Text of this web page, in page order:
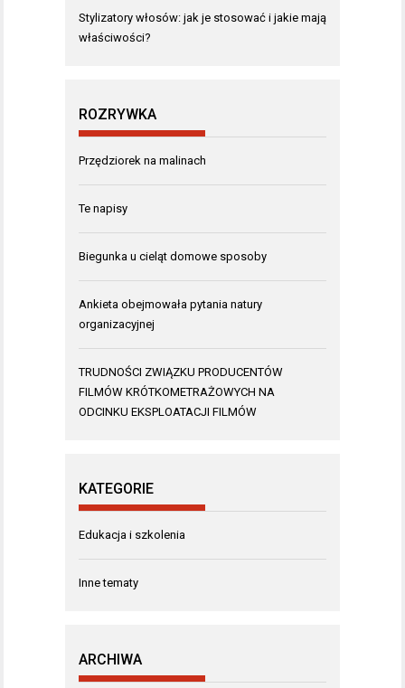
Stylizatory włosów: jak je stosować i jakie mają
właściwości?
ROZRYWKA
Przędziorek na malinach
Te napisy
Biegunka u cieląt domowe sposoby
Ankieta obejmowała pytania natury
organizacyjnej
TRUDNOŚCI ZWIĄZKU PRODUCENTÓW
FILMÓW KRÓTKOMETRAŻOWYCH NA
ODCINKU EKSPLOATACJI FILMÓW
KATEGORIE
Edukacja i szkolenia
Inne tematy
ARCHIWA